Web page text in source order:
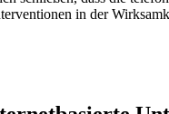
in der